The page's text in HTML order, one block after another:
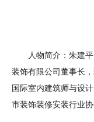
人物简介：朱建平
装饰有限公司董事长
国际室内建筑师与设
市装饰装修安装行业